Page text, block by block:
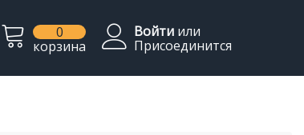
0
корзина
Войти или
Присоединится